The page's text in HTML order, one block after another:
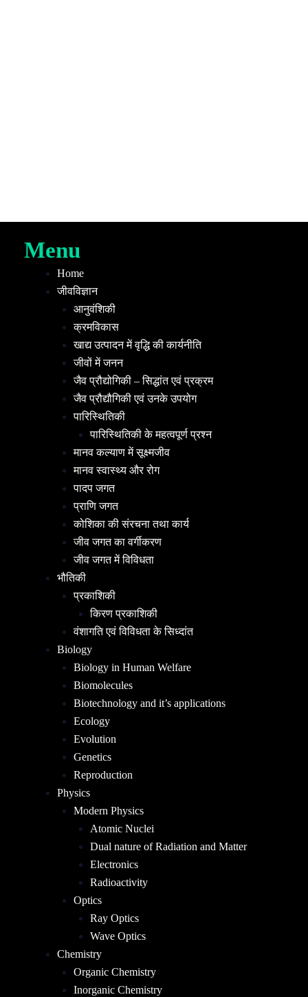
Menu
Home
जीवविज्ञान
आनुवंशिकी
क्रमविकास
खाद्य उत्पादन में वृद्धि की कार्यनीति
जीवों में जनन
जैव प्रौद्योगिकी – सिद्धांत एवं प्रक्रम
जैव प्रौद्यौगिकी एवं उनके उपयोग
पारिस्थितिकी
पारिस्थितिकी के महत्वपूर्ण प्रश्न
मानव कल्याण में सूक्ष्मजीव
मानव स्वास्थ्य और रोग
पादप जगत
प्राणि जगत
कोशिका की संरचना तथा कार्य
जीव जगत का वर्गीकरण
जीव जगत में विविधता
भौतिकी
प्रकाशिकी
किरण प्रकाशिकी
वंशागति एवं विविधता के सिध्दांत
Biology
Biology in Human Welfare
Biomolecules
Biotechnology and it’s applications
Ecology
Evolution
Genetics
Reproduction
Physics
Modern Physics
Atomic Nuclei
Dual nature of Radiation and Matter
Electronics
Radioactivity
Optics
Ray Optics
Wave Optics
Chemistry
Organic Chemistry
Inorganic Chemistry